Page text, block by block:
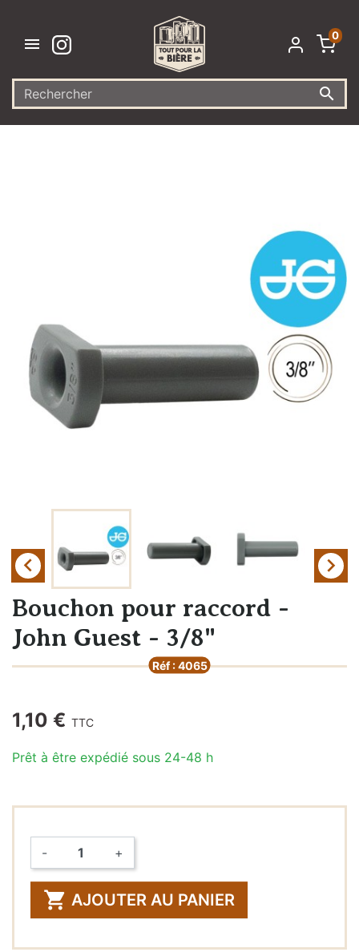


0
 
Bouchon pour raccord -
John Guest - 3/8"
Réf : 4065
1,10 € TTC
Prêt à être expédié sous 24-48 h
Quantité
- +
 AJOUTER AU PANIER